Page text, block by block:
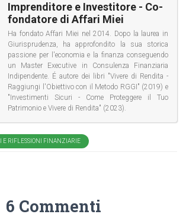
Imprenditore e Investitore - Co-
fondatore di Affari Miei
Ha fondato Affari Miei nel 2014. Dopo la laurea in
Giurisprudenza, ha approfondito la sua storica
passione per l'economia e la finanza conseguendo
un Master Executive in Consulenza Finanziaria
Indipendente. É autore dei libri "Vivere di Rendita -
Raggiungi l'Obiettivo con il Metodo RGGI" (2019) e
"Investimenti Sicuri - Come Proteggere il Tuo
Patrimonio e Vivere di Rendita" (2023).
E RIFLESSIONI FINANZIARIE
6 Commenti